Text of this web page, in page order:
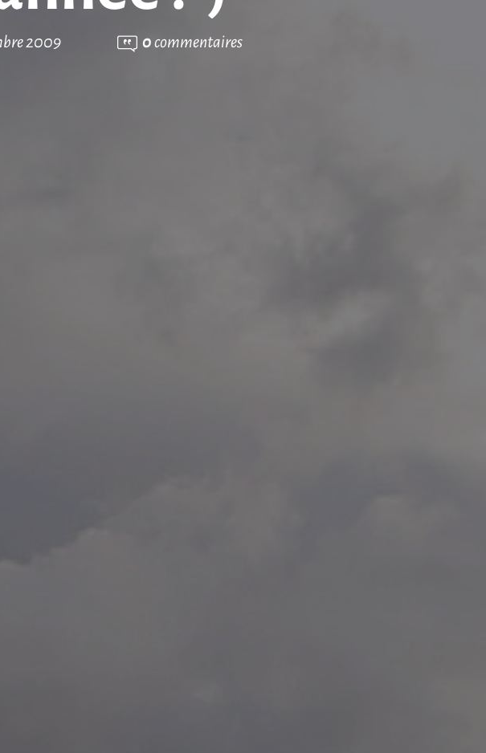
2009 0commentaires